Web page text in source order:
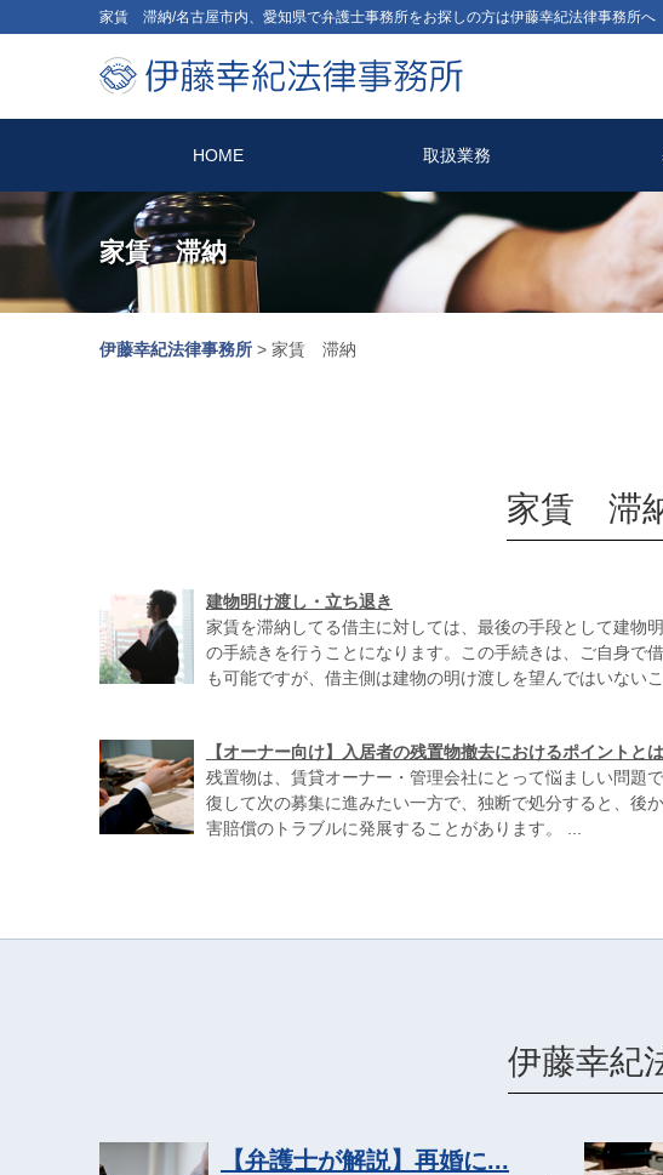
家賃 滞納/名古屋市内、愛知県で弁護士事務所をお探しの方は伊藤幸紀法律事務所へ
HOME 取扱業務
家賃 滞納
伊藤幸紀法律事務所 > 家賃 滞納
家賃 滞
建物明け渡し・立ち退き
家賃を滞納してる借主に対しては、最後の手段として建物
の手続きを行うことになります。この手続きは、ご自身で
も可能ですが、借主側は建物の明け渡しを望んではいないこ
【オーナー向け】入居者の残置物撤去におけるポイントとは
残置物は、賃貸オーナー・管理会社にとって悩ましい問題
復して次の募集に進みたい一方で、独断で処分すると、後
害賠償のトラブルに発展することがあります。 ...
伊藤幸紀
【弁護士が解説】再婚に...